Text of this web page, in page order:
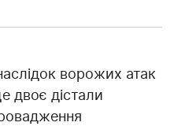
ворожих атак
двоє дістали